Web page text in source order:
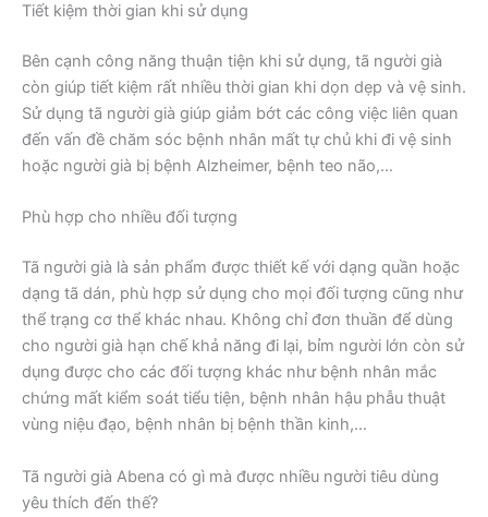
Tiết kiệm thời gian khi sử dụng
Bên cạnh công năng thuận tiện khi sử dụng, tã người già
còn giúp tiết kiệm rất nhiều thời gian khi dọn dẹp và vệ sinh.
Sử dụng tã người già giúp giảm bớt các công việc liên quan
đến vấn đề chăm sóc bệnh nhân mất tự chủ khi đi vệ sinh
hoặc người già bị bệnh Alzheimer, bệnh teo não,…
Phù hợp cho nhiều đối tượng
Tã người già là sản phẩm được thiết kế với dạng quần hoặc
dạng tã dán, phù hợp sử dụng cho mọi đối tượng cũng như
thể trạng cơ thể khác nhau. Không chỉ đơn thuần để dùng
cho người già hạn chế khả năng đi lại, bỉm người lớn còn sử
dụng được cho các đối tượng khác như bệnh nhân mắc
chứng mất kiểm soát tiểu tiện, bệnh nhân hậu phẫu thuật
vùng niệu đạo, bệnh nhân bị bệnh thần kinh,…
Tã người già Abena có gì mà được nhiều người tiêu dùng
yêu thích đến thế?